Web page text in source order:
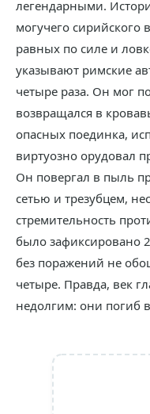
легендарными.
могучего
равных по силе и
указывают римские
четыре раза. Он мог
возвращался в
опасных поединка,
виртуозно орудовал
Он повергал в пыль
сетью и трезубцем,
стремительность
было зафиксировано
без поражений не
четыре. Правда, век
недолгим: они погиб